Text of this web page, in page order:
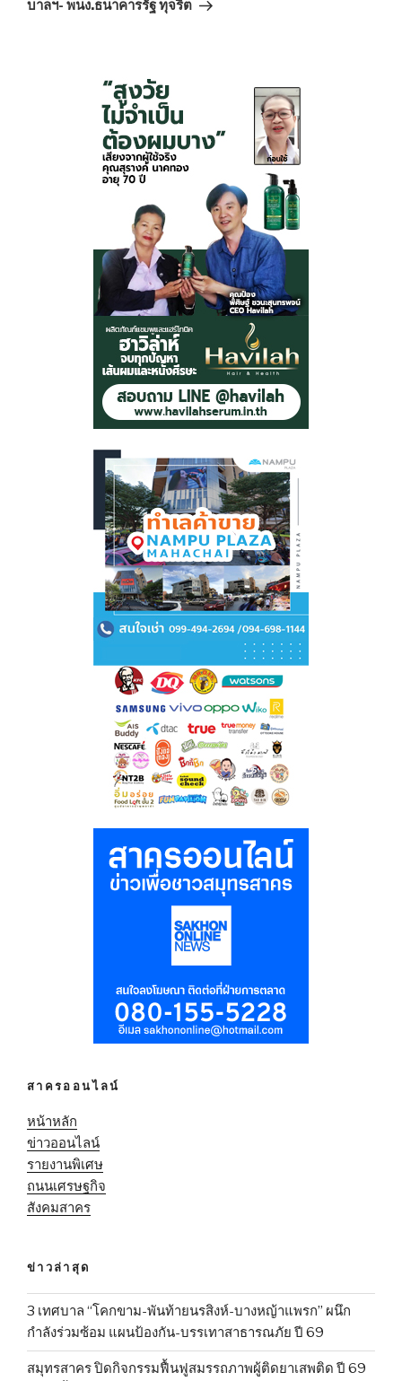
บาลฯ- พนง.ธนาคารรัฐ ทุจริต
สาครออนไลน์
หน้าหลัก
ข่าวออนไลน์
รายงานพิเศษ
ถนนเศรษฐกิจ
สังคมสาคร
ข่าวล่าสุด
3 เทศบาล “โคกขาม-พันท้ายนรสิงห์-บางหญ้าแพรก” ผนึก
กำลังร่วมซ้อม แผนป้องกัน-บรรเทาสาธารณภัย ปี 69
สมุทรสาคร ปิดกิจกรรมฟื้นฟูสมรรถภาพผู้ติดยาเสพติด ปี 69